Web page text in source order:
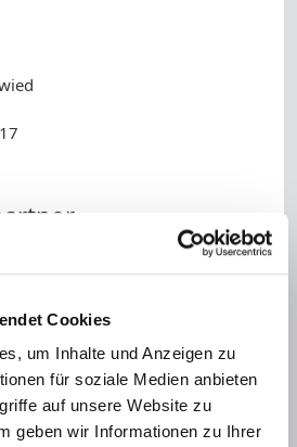
Cookies
um Inhalte und Anzeigen zu
für soziale Medien anbieten
auf unsere Website zu
geben wir Informationen zu Ihrer
6666